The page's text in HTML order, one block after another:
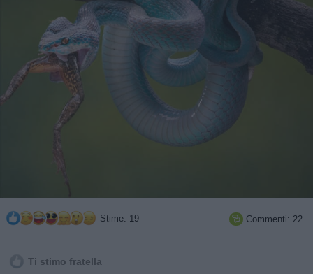
Stime: 19  Commenti: 22
Ti stimo fratella